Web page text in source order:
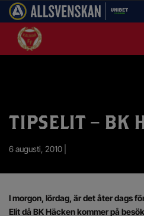
TIPSELIT – BK
6 augusti, 2010 |
I morgon, lördag, är det åter dags
Elit då BK Häcken kommer på